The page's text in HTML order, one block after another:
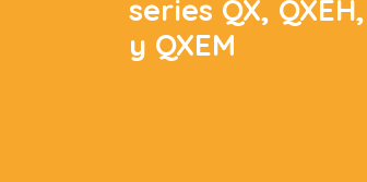
series QX,
y QXEM